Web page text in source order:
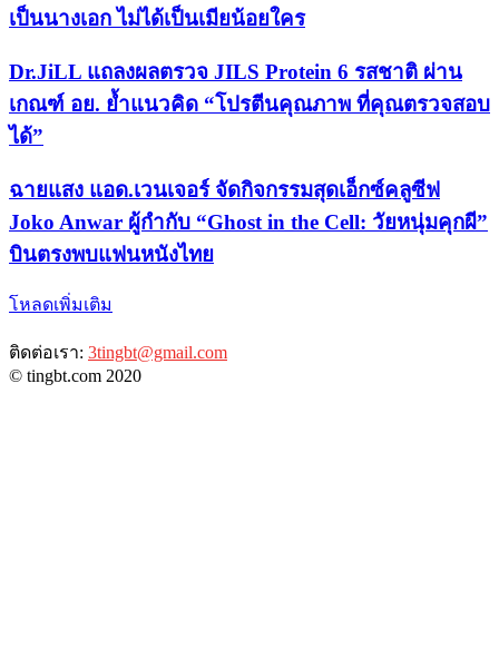
เป็นนางเอก ไม่ได้เป็นเมียน้อยใคร
Dr.JiLL แถลงผลตรวจ JILS Protein 6 รสชาติ ผ่าน
เกณฑ์ อย. ย้ำแนวคิด “โปรตีนคุณภาพ ที่คุณตรวจสอบ
ได้”
ฉายแสง แอด.เวนเจอร์ จัดกิจกรรมสุดเอ็กซ์คลูซีฟ
Joko Anwar ผู้กำกับ “Ghost in the Cell: วัยหนุ่มคุกผี”
บินตรงพบแฟนหนังไทย
โหลดเพิ่มเติม
ติดต่อเรา: 3tingbt@gmail.com
© tingbt.com 2020